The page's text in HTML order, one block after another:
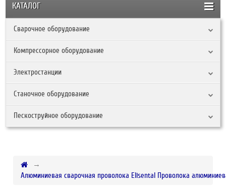
КАТАЛОГ
Сварочное оборудование
Компрессорное оборудование
Электростанции
Станочное оборудование
Пескоструйное оборудование
Алюминиевая сварочная проволока Elisental Проволока